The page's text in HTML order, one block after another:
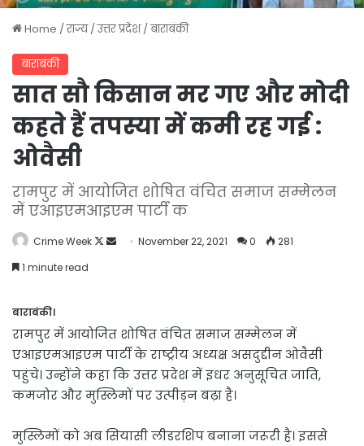
Home /राज्य /उत्तर प्रदेश /बाराबंकी
बाराबंकी
सात सौ किसान मर गए और मोदी
कहते हैं तपस्या में कमी रह गई :
ओवैसी
रामपुर में आयोजित शोषित वंचित समाज सम्मेलन
में एआइएमआइएम पार्टी क
Crime Week
Follow
SendNovember 22, 2021 0
281
1 minute read
बाराबंकी।
रामपुर में आयोजित शोषित वंचित समाज सम्मेलन में
एआइएमआइएम पार्टी के राष्ट्रीय अध्यक्ष असदुद्दीन ओवैसी
पहुंचे। उन्होंने कहा कि उत्तर प्रदेश में इधर अनुसूचित जाति,
कमजोर और मुस्लिमों पर उत्पीड़न बढ़ा है।
मुस्लिमों को अब सियासी लीडरशिप बनाना जरूरी है। इससे